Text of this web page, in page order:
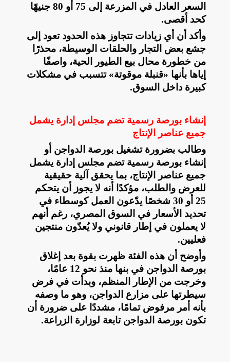
السعر العادل في المزرعة إلى 75 أو 80 جنيهًا
كحد أقصى.
وأكد أن أي زيادات تتجاوز هذه الحدود تعود إلى
جشع بعض التجار والحلقات الوسيطة، محذرًا
من خطورة محال بيع الطيور الحية، واصفًا
إياها بأنها «قنبلة موقوتة» تتسبب في مشكلات
كبيرة داخل السوق.
إنشاء بورصة رسمية تضم مجلس إدارة يشمل
جميع عناصر الإنتاج
وطالب بضرورة تشغيل بورصة الدواجن أو
إنشاء بورصة رسمية تضم مجلس إدارة يشمل
جميع عناصر الإنتاج، بما يحقق آلية حقيقية
للعرض والطلب، مؤكدًا أنه لا يجوز أن يتحكم
25 أو 30 شخصًا يدّعون العمل كوسطاء في
تحديد الأسعار في السوق المصري، رغم أنهم
لا يعملون في إطار قانوني ولا يُعدّون منتجين
فعليين.
وأوضح أن هذه الفئة ظهرت بقوة بعد إغلاق
بورصة الدواجن في بنها منذ نحو 12 عامًا،
وخرجت من الإطار المنظم، وبدأت في فرض
سيطرتها على مزارع الدواجن، وهو ما وصفه
بأنه أمر مرفوض تمامًا، مشددًا على ضرورة أن
تكون بورصة الدواجن تابعة لوزارة الزراعة.